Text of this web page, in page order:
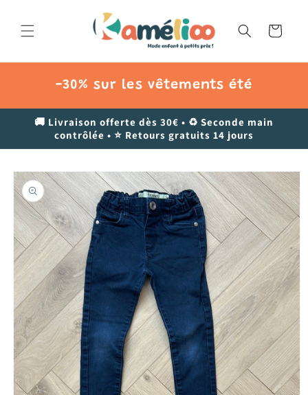
au
contenu
Panier
-30% sur les vêtements été
🚚 Livraison offerte dès 30€ • ♻️ Seconde main
contrôlée • ⭐ Retours gratuits 14 jours
Passer aux
informations
produits